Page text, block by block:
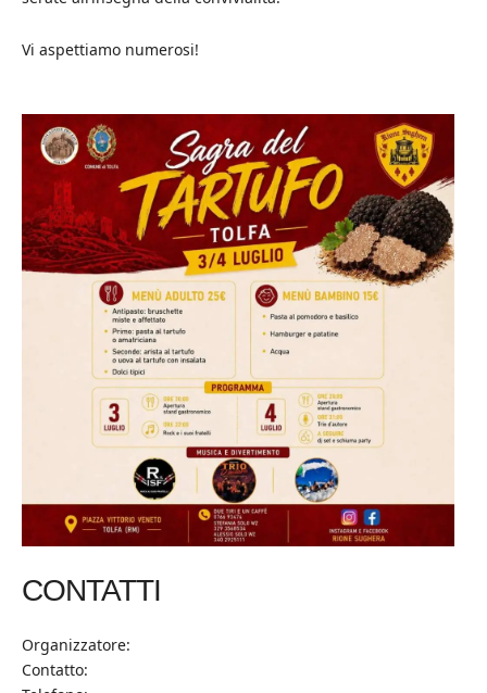
Vi aspettiamo numerosi!
CONTATTI
Organizzatore:
Contatto: